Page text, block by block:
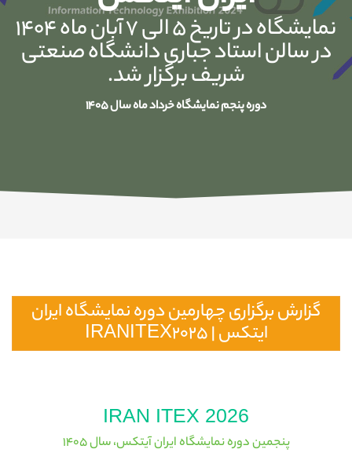
نمایشگاه در تاریخ 5 الی 7 آبان ماه 1404
در سالن استاد جباری دانشگاه صنعتی
شریف برگزار شد.
دوره پنجم نمایشگاه خرداد ماه سال 1405
گزارش برگزاری چهارمین دوره نمایشگاه ایران
ایتکس | IRANITEX2025
IRAN ITEX 2026
پنجمین دوره نمایشگاه ایران آیتکس، سال 1405